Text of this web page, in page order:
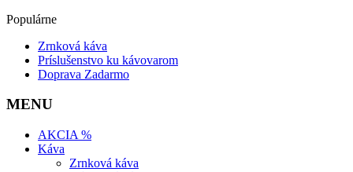
Populárne
Zrnková káva
Príslušenstvo ku kávovarom
Doprava Zadarmo
MENU
AKCIA %
Káva
Zrnková káva